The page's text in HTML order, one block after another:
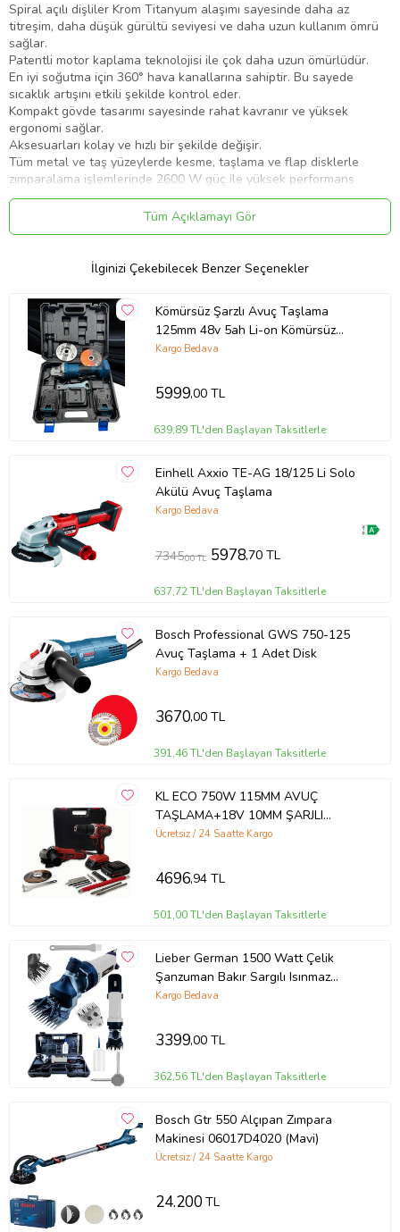
Spiral açılı dişliler Krom Titanyum alaşımı sayesinde daha az
titreşim, daha düşük gürültü seviyesi ve daha uzun kullanım ömrü
sağlar.
Patentli motor kaplama teknolojisi ile çok daha uzun ömürlüdür.
En iyi soğutma için 360° hava kanallarına sahiptir. Bu sayede
sıcaklık artışını etkili şekilde kontrol eder.
Kompakt gövde tasarımı sayesinde rahat kavranır ve yüksek
ergonomi sağlar.
Aksesuarları kolay ve hızlı bir şekilde değişir.
Tüm metal ve taş yüzeylerde kesme, taşlama ve flap disklerle
zımparalama işlemlerinde 2600 W güç ile yüksek performans
sağlar. Soft start özelliği sayesinde kullanım kolaylığı sağlar. - Tüm
metal ve taş yüzeylerde kesme, taşlama ve flap disklerle
zımparalama işlemlerinde 2600 W güç ile yüksek performans
kcm93301871
Tüm Açıklamayı Gör
İlginizi Çekebilecek Benzer Seçenekler
Kömürsüz Şarzlı Avuç Taşlama
125mm 48v 5ah Li-on Kömürsüz
Motor Şarjlı Spral-
Kargo Bedava
5999,00 TL
639,89 TL'den Başlayan Taksitlerle
Einhell Axxio TE-AG 18/125 Li Solo
Akülü Avuç Taşlama
Kargo Bedava
7345,00 TL 5978,70 TL
637,72 TL'den Başlayan Taksitlerle
Bosch Professional GWS 750-125
Avuç Taşlama + 1 Adet Disk
Kargo Bedava
3670,00 TL
391,46 TL'den Başlayan Taksitlerle
KL ECO 750W 115MM AVUÇ
TAŞLAMA+18V 10MM ŞARJLI
MATKAP KL ECO KETM1875
Ücretsiz / 24 Saatte Kargo
4696,94 TL
501,00 TL'den Başlayan Taksitlerle
Lieber German 1500 Watt Çelik
Şanzuman Bakır Sargılı Isınmaz
Motor Çift Soğutmalı Koyun Kırkma
Kargo Bedava
3399,00 TL
362,56 TL'den Başlayan Taksitlerle
Bosch Gtr 550 Alçıpan Zımpara
Makinesi 06017D4020 (Mavi)
Ücretsiz / 24 Saatte Kargo
24.200TL